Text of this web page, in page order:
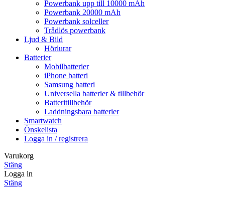
Powerbank upp till 10000 mAh
Powerbank 20000 mAh
Powerbank solceller
Trådlös powerbank
Ljud & Bild
Hörlurar
Batterier
Mobilbatterier
iPhone batteri
Samsung batteri
Universella batterier & tillbehör
Batteritillbehör
Laddningsbara batterier
Smartwatch
Önskelista
Logga in / registrera
Varukorg
Stäng
Logga in
Stäng